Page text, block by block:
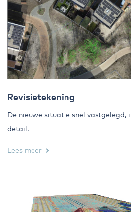
Revisietekening
De nieuwe situatie snel vastgelegd,
detail.
Lees meer